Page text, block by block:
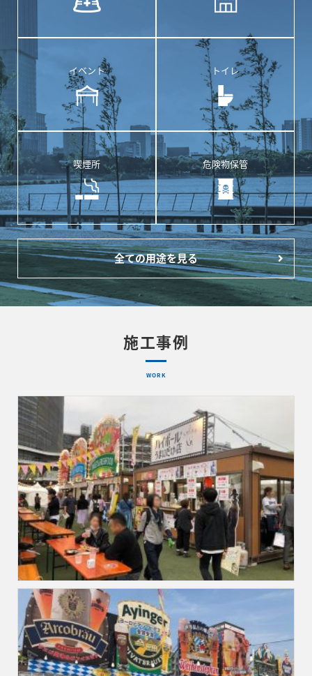
イベント トイレ
喫煙所 危険物保管
全ての用途を見る
施工事例
WORK